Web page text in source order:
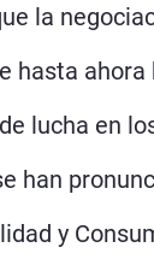
la
hasta
lucha en
han
y